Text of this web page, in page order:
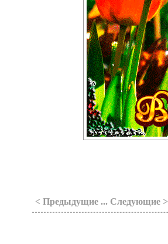
< Предыдущие ... Следующие >